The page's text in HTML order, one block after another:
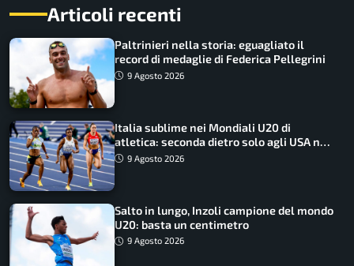
Articoli recenti
Paltrinieri nella storia: eguagliato il
record di medaglie di Federica Pellegrini
9 Agosto 2026
Italia sublime nei Mondiali U20 di
atletica: seconda dietro solo agli USA nel
medagliere
9 Agosto 2026
Salto in lungo, Inzoli campione del mondo
U20: basta un centimetro
9 Agosto 2026